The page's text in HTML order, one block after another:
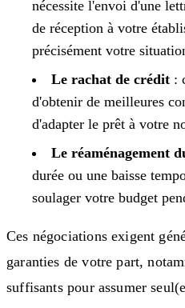
nécessite l'envoi d'une
de réception à votre
précisément votre
Le rachat de crédit :
d'obtenir de meilleures
d'adapter le prêt à votre
Le réaménagement
durée ou une baisse
soulager votre budget
Ces négociations exigent
garanties de votre part,
suffisants pour assumer